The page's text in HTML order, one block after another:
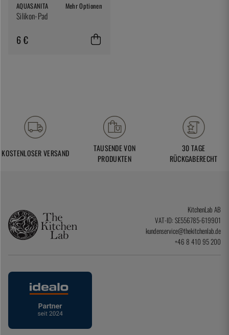
AQUASANITA Mehr Optionen
Silikon-Pad
6 €
KOSTENLOSER VERSAND
TAUSENDE VON
PRODUKTEN
30 TAGE
RÜCKGABERECHT
KitchenLab AB
VAT-ID: SE556785-619901
kundenservice@thekitchenlab.de
+46 8 410 95 200